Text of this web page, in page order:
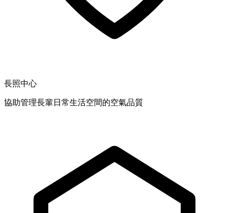
長照中心
協助管理長輩日常生活空間的空氣品質